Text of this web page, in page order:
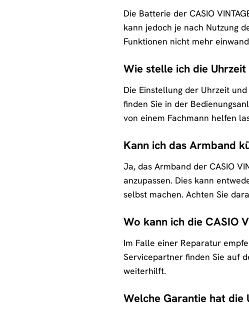
Die Batterie der CASIO
kann jedoch je nach Nutzung
Funktionen nicht mehr
Wie stelle ich die
Die Einstellung der Uhrzeit
finden Sie in der
von einem Fachmann helfen
Kann ich das Armband
Ja, das Armband der CASIO
anzupassen. Dies kann
selbst machen. Achten Sie
Wo kann ich die CASIO
Im Falle einer Reparatur
Servicepartner finden Sie auf
weiterhilft.
Welche Garantie hat die